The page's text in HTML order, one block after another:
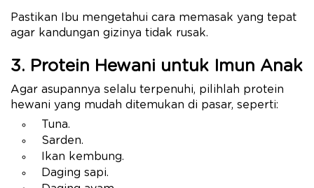
Pastikan Ibu mengetahui cara memasak yang tepat
agar kandungan gizinya tidak rusak.
3. Protein Hewani untuk Imun Anak
Agar asupannya selalu terpenuhi, pilihlah protein
hewani yang mudah ditemukan di pasar, seperti:
Tuna.
Sarden.
Ikan kembung.
Daging sapi.